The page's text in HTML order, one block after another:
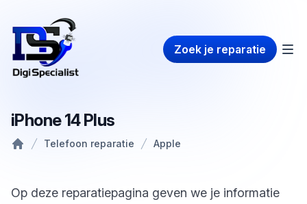
Zoek je reparatie
iPhone 14 Plus
Telefoon reparatie Apple
Op deze reparatiepagina geven we je informatie